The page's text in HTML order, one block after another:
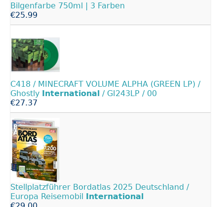
Bilgenfarbe 750ml | 3 Farben
€25.99
C418 / MINECRAFT VOLUME ALPHA (GREEN LP) /
Ghostly International / GI243LP / 00
€27.37
Stellplatzführer Bordatlas 2025 Deutschland /
Europa Reisemobil International